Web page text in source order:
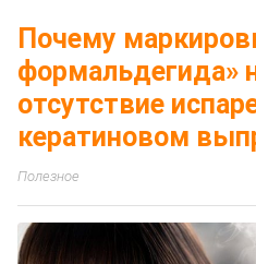
Почему
формальдегида»
отсутствие
кератиновом
Полезное